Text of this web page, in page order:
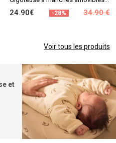
24.90€ -28% 34.90 €
Voir tous les produits
et